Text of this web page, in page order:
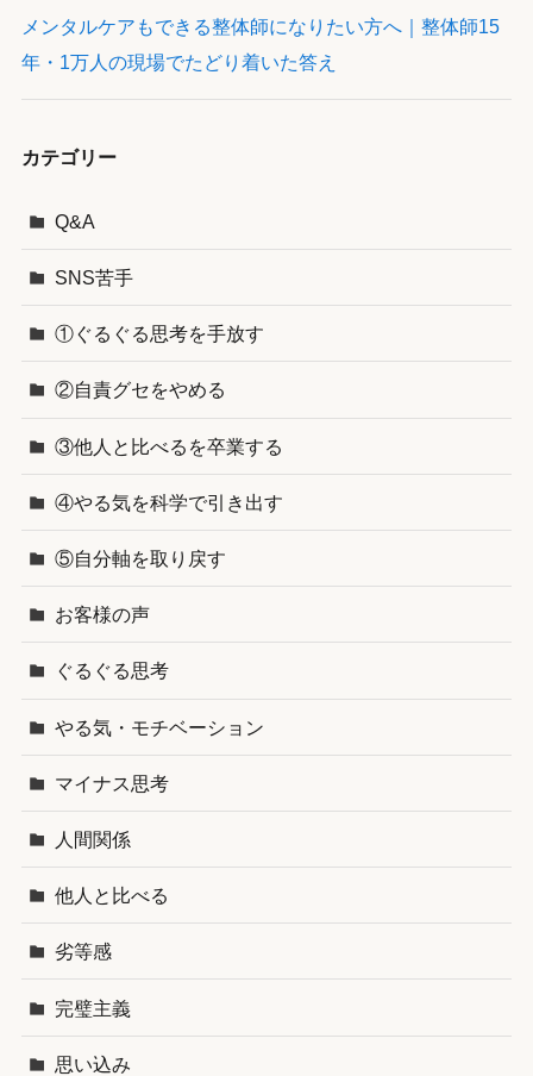
メンタルケアもできる整体師になりたい方へ｜整体師15
年・1万人の現場でたどり着いた答え
カテゴリー
Q&A
SNS苦手
①ぐるぐる思考を手放す
②自責グセをやめる
③他人と比べるを卒業する
④やる気を科学で引き出す
⑤自分軸を取り戻す
お客様の声
ぐるぐる思考
やる気・モチベーション
マイナス思考
人間関係
他人と比べる
劣等感
完璧主義
思い込み